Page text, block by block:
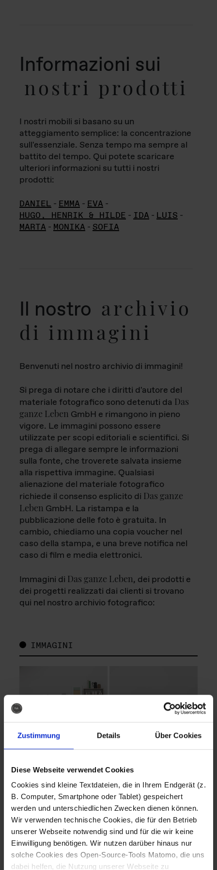
Zustimmung Details Über Cookies
Diese Webseite verwendet Cookies
Cookies sind kleine Textdateien, die in Ihrem Endgerät (z.
B. Computer, Smartphone oder Tablet) gespeichert
werden und unterschiedlichen Zwecken dienen können.
Wir verwenden technische Cookies, die für den Betrieb
unserer Webseite notwendig sind und für die wir keine
Einwilligung benötigen. Wir nutzen darüber hinaus nur
solche Cookies des Open-Source-Tools Matomo, die uns
dabei helfen, die Nutzung unserer Webseite zu
Informazioni sui
nostri prodotti
I nostri mobili si basano su un
atteggiamento semplice: la concentrazione
sull'essenziale. Senza tempo ma sempre al
battito del tempo. Qui potete scaricare
ulteriori informazioni su tutti i nostri
prodotti:
DANIEL - EMMA - EVA -
HUGO, HENRIK & HILDE - IDA - LUIS -
MARTA - MONIKA - SOFIA
Il nostro archivio
di immagini
Benvenuti nel nostro archivio di immagini!
Si prega di notare che i diritti d'autore del
materiale fotografico sono detenuti da Das
ganze Leben GmbH e rimangono in pieno
vigore. Le immagini possono essere
utilizzate per scopi editoriali e scientifici. Si
prega di allegare sempre le informazioni
sulla fonte, che troverete salvata insieme
alla rispettiva immagine. Qualsiasi
alienazione del materiale fotografico
richiede il consenso esplicito di Das ganze
Leben GmbH. La ristampa e la
pubblicazione delle foto è gratuita. In
cambio, chiediamo una copia voucher nel
caso della stampa, e una breve notifica nel
caso di film e media elettronici.
Immagini di Das ganze Leben, dei prodotti e
dei progetti realizzati dai clienti si trovano
qui nel nostro archivio fotografico:
IMMAGINI
Fotografo: Lorenz
Sternbach
Download
Fotografo: Lorenz
Sternbach
Download